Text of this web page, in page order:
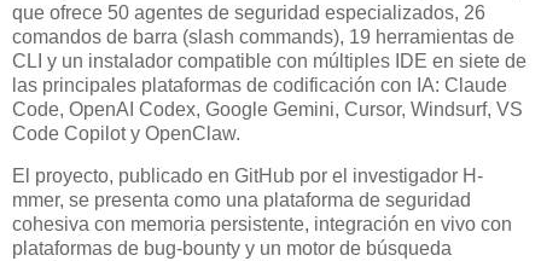
que ofrece 50 agentes de seguridad especializados, 26
comandos de barra (slash commands), 19 herramientas de
CLI y un instalador compatible con múltiples IDE en siete de
las principales plataformas de codificación con IA: Claude
Code, OpenAI Codex, Google Gemini, Cursor, Windsurf, VS
Code Copilot y OpenClaw.
El proyecto, publicado en GitHub por el investigador H-
mmer, se presenta como una plataforma de seguridad
cohesiva con memoria persistente, integración en vivo con
plataformas de bug-bounty y un motor de búsqueda